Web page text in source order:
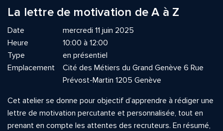
La lettre de motivation de A à Z
Date
mercredi 11 juin 2025
Heure
10:00 à 12:00
Type
en présentiel
Emplacement
Cité des Métiers du Grand Genève 6 Rue
Prévost-Martin 1205 Genève
Cet atelier se donne pour objectif d’apprendre à rédiger une
lettre de motivation percutante et personnalisée, tout en
prenant en compte les attentes des recruteurs. En résumé,